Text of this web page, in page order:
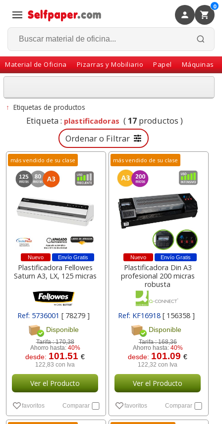
0
Material de Oficina Pizarras y Mobiliario Papel Máquinas
Volver
↑Etiquetas de productos
Etiqueta : plastificadoras (17 productos )
Ordenar o Filtrar
más vendido de su clase
Envío Gratis
Nuevo
Plastificadora Fellowes
Saturn A3, LX, 125 micras
Ref: 5736001[ 78279 ]
Disponible
Tarifa :170,38
Ahorro hasta: 40%
desde: 101.51€
122,83 con Iva
Ver el Producto
favoritos Comparar
más vendido de su clase
Envío Gratis
Nuevo
Plastificadora Din A3
profesional 200 micras
robusta
Ref: KF16918 [ 156358 ]
Disponible
Tarifa :168,36
Ahorro hasta: 40%
desde: 101.09€
122,32 con Iva
Ver el Producto
favoritos Comparar